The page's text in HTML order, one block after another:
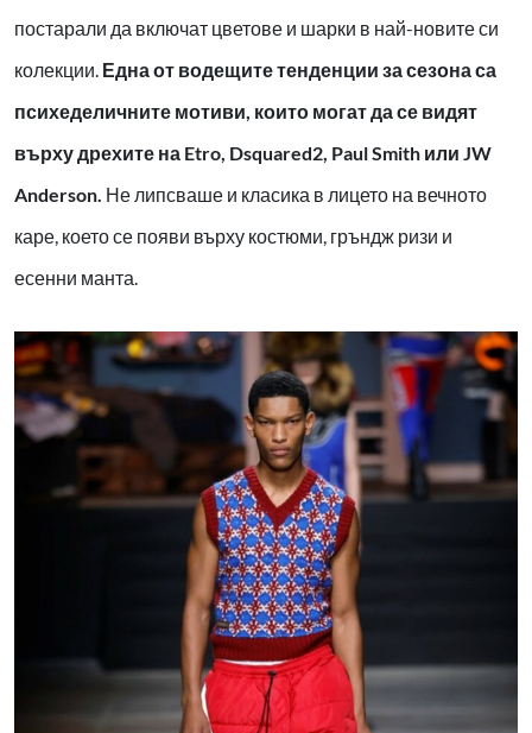
постарали да включат цветове и шарки в най-новите си
колекции. Една от водещите тенденции за сезона са
психеделичните мотиви, които могат да се видят
върху дрехите на Etro, Dsquared2, Paul Smith или JW
Anderson. Не липсваше и класика в лицето на вечното
каре, което се появи върху костюми, гръндж ризи и
есенни манта.